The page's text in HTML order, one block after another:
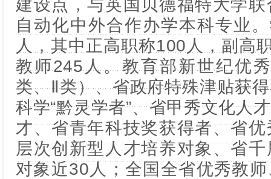
建设点，与英国贝德福特大学
自动化中外合作办学本科专业
人，其中正高职称100人，副高
教师245人。教育部新世纪优
类、Ⅱ类）、省政府特殊津贴获
科学“黔灵学者”、省甲秀文化人
才、省青年科技奖获得者、省
层次创新型人才培养对象、省
对象近30人；全国全省优秀教